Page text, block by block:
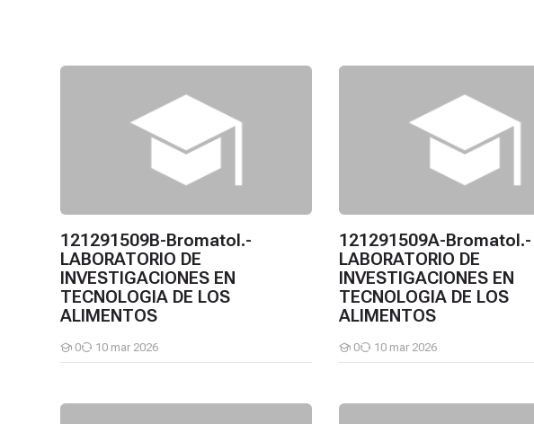
121291509B-Bromatol.-
LABORATORIO DE
INVESTIGACIONES EN
TECNOLOGIA DE LOS
ALIMENTOS
0
Estudiantes
10 mar 2026
121291509B-Bromatol.-LABORATORIO DE INVESTIGACIONES EN
121291509A-Bromatol.-
LABORATORIO DE
INVESTIGACIONES EN
TECNOLOGIA DE LOS
ALIMENTOS
0
Estudiantes
10 mar 2026
121291509A-Bromatol.-
121291508A-Bromatol.-LABORATORIO DE INVESTIGACIONES EN
121291507C-Bromatol.-